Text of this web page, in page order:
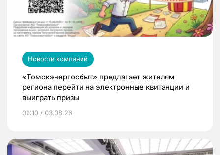
Новости компаний
«Томскэнергосбыт» предлагает жителям
региона перейти на электронные квитанции и
выиграть призы
09:10 / 03.08.26